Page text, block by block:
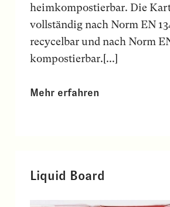
heimkompostierbar. Die
vollständig nach Norm EN
recycelbar und nach Norm
kompostierbar.[...]
Mehr erfahren
Liquid Board